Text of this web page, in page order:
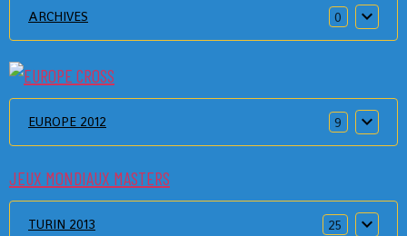
ARCHIVES 0
EUROPE 2012 9
JEUX MONDIAUX MASTERS
TURIN 2013 25